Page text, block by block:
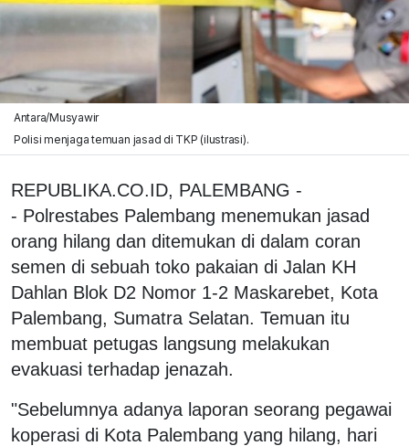
Antara/Musyawir
Polisi menjaga temuan jasad di TKP (ilustrasi).
REPUBLIKA.CO.ID, PALEMBANG -
- Polrestabes Palembang menemukan jasad
orang hilang dan ditemukan di dalam coran
semen di sebuah toko pakaian di Jalan KH
Dahlan Blok D2 Nomor 1-2 Maskarebet, Kota
Palembang, Sumatra Selatan. Temuan itu
membuat petugas langsung melakukan
evakuasi terhadap jenazah.
"Sebelumnya adanya laporan seorang pegawai
koperasi di Kota Palembang yang hilang, hari